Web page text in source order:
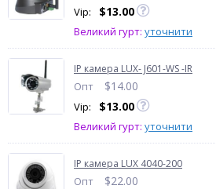
Vip: $13.00
Великий гурт: уточнити
IP камера LUX- J601-WS -IR
Опт $14.00
Vip: $13.00
Великий гурт: уточнити
IP камера LUX 4040-200
Опт $22.00